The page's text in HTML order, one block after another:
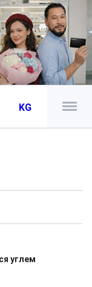
KG
углем